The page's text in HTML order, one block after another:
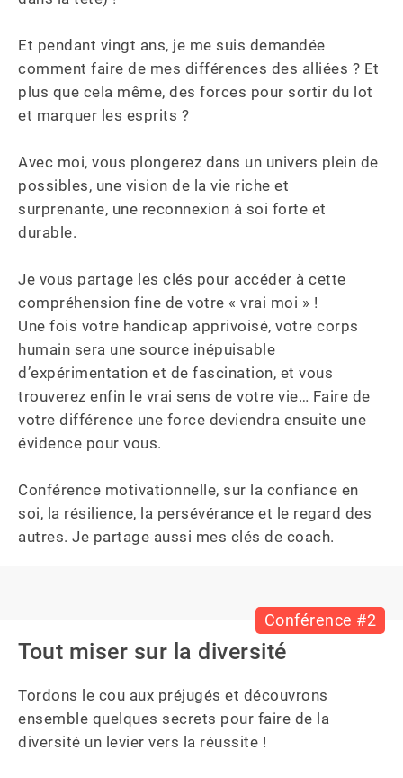
Et pendant vingt ans, je me suis demandée
comment faire de mes différences des alliées ? Et
plus que cela même, des forces pour sortir du lot
et marquer les esprits ?
Avec moi, vous plongerez dans un univers plein de
possibles, une vision de la vie riche et
surprenante, une reconnexion à soi forte et
durable.
Je vous partage les clés pour accéder à cette
compréhension fine de votre « vrai moi » !
​Une fois votre handicap apprivoisé, votre corps
humain sera une source inépuisable
d’expérimentation et de fascination, et vous
trouverez enfin le vrai sens de votre vie… Faire de
votre différence une force deviendra ensuite une
évidence pour vous.
Conférence motivationnelle, sur la confiance en
soi, la résilience, la persévérance et le regard des
autres. Je partage aussi mes clés de coach.
Conférence #2
Tout miser sur la diversité
Tordons le cou aux préjugés et découvrons
ensemble quelques secrets pour faire de la
diversité un levier vers la réussite !